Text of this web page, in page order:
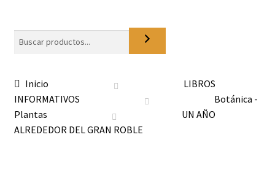
a
c
a
t
e
Buscar
Inicio
LIBROS
INFORMATIVOS
Botánica -
Plantas
UN AÑO
ALREDEDOR DEL GRAN ROBLE